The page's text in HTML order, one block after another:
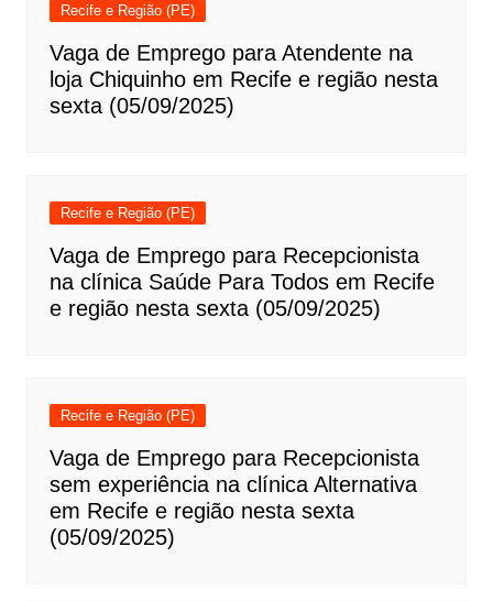
Recife e Região (PE)
Vaga de Emprego para Atendente na
loja Chiquinho em Recife e região nesta
sexta (05/09/2025)
Recife e Região (PE)
Vaga de Emprego para Recepcionista
na clínica Saúde Para Todos em Recife
e região nesta sexta (05/09/2025)
Recife e Região (PE)
Vaga de Emprego para Recepcionista
sem experiência na clínica Alternativa
em Recife e região nesta sexta
(05/09/2025)